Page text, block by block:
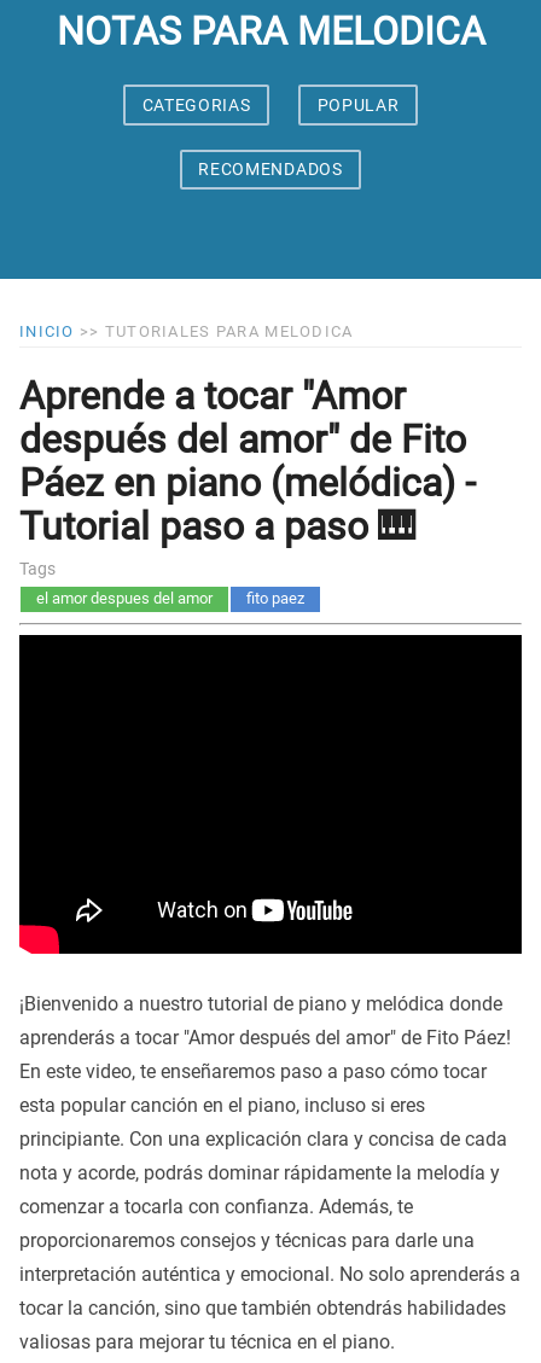
NOTAS PARA MELODICA
CATEGORIAS POPULAR
RECOMENDADOS
INICIO >> TUTORIALES PARA MELODICA
Aprende a tocar "Amor
después del amor" de Fito
Páez en piano (melódica) -
Tutorial paso a paso 🎹
Tags
el amor despues del amor fito paez
¡Bienvenido a nuestro tutorial de piano y melódica donde
aprenderás a tocar "Amor después del amor" de Fito Páez!
En este video, te enseñaremos paso a paso cómo tocar
esta popular canción en el piano, incluso si eres
principiante. Con una explicación clara y concisa de cada
nota y acorde, podrás dominar rápidamente la melodía y
comenzar a tocarla con confianza. Además, te
proporcionaremos consejos y técnicas para darle una
interpretación auténtica y emocional. No solo aprenderás a
tocar la canción, sino que también obtendrás habilidades
valiosas para mejorar tu técnica en el piano.